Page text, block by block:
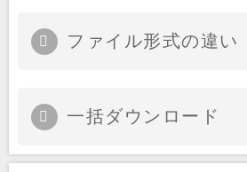
ファイル形式の違い
一括ダウンロード